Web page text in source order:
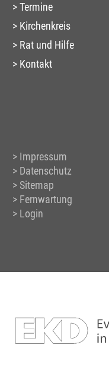
Termine
Kirchenkreis
Rat und Hilfe
Kontakt
Impressum
Datenschutz
Sitemap
Fernwartung
Login